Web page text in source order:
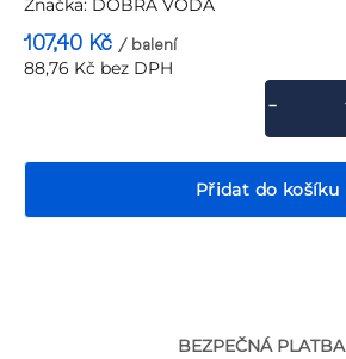
je
0,0
Značka: DOBRÁ VODA
107,40 Kč / balení
88,76 Kč bez DPH
Přidat do košíku
BEZPEČNÁ PLATBA